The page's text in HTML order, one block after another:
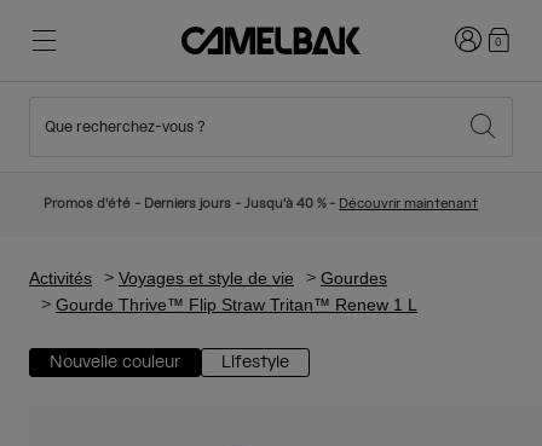
Nouveautés
Sacs Hydratation
Randonnée
Abandonner le tout Jetable
Connexion
0
Que recherchez-vous ?
Promos d'été - Derniers jours - Jusqu'à 40 % - Découvrir maintenant
Activités Voyages et style de vie
Gourdes
Gourde Thrive™ Flip Straw Tritan™ Renew 1 L
Nouvelle couleur Lifestyle